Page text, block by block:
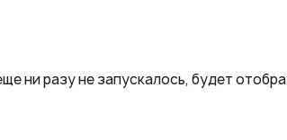
ни разу не запускалось, будет